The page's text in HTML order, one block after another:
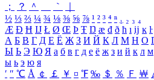
；
？ ＾ ｀
½ ⅓ ⅔ ¼ ¾ ⅛ ⅜ ⅝ ⅞ ¹ ² ³ ⁴ ⁿ ₁ ₂ ₃ ₄
Æ Ð Ħ Ĳ Ł Ø Œ Þ Ŧ Ŋ æ đ ð ħ ı ĳ ĸ ŀ
А Б В Г Д Е Ё Ж З И Й К Л М Н О
Ы Ь Э Ю Я а б в г д е ё ж з и й к л м
ы ь э ю я
′ ″ ℃ Å ￠ ￡ ￥ ¤ ℉ ‰ ＄ ％ Ｆ ￦